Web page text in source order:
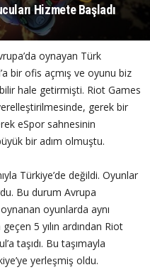
Hizmete Başladı
oynayan Türk
bir ofis açmış ve oyunu biz
hale getirmişti. Riot Games
gerek bir
eSpor sahnesinin
bir adım olmuştu.
Türkiye’de değildi. Oyunlar
Bu durum Avrupa
oyunlarda aynı
5 yılın ardından Riot
taşıdı. Bu taşımayla
yerleşmiş oldu.